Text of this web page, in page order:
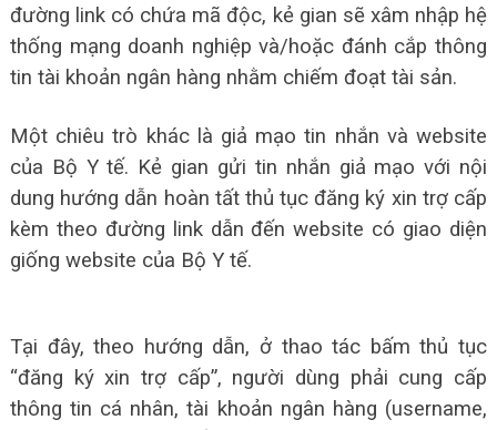
đường link có chứa mã độc, kẻ gian sẽ xâm nhập hệ
thống mạng doanh nghiệp và/hoặc đánh cắp thông
tin tài khoản ngân hàng nhằm chiếm đoạt tài sản.
Một chiêu trò khác là giả mạo tin nhắn và website
của Bộ Y tế. Kẻ gian gửi tin nhắn giả mạo với nội
dung hướng dẫn hoàn tất thủ tục đăng ký xin trợ cấp
kèm theo đường link dẫn đến website có giao diện
giống website của Bộ Y tế.
Tại đây, theo hướng dẫn, ở thao tác bấm thủ tục
“đăng ký xin trợ cấp”, người dùng phải cung cấp
thông tin cá nhân, tài khoản ngân hàng (username,